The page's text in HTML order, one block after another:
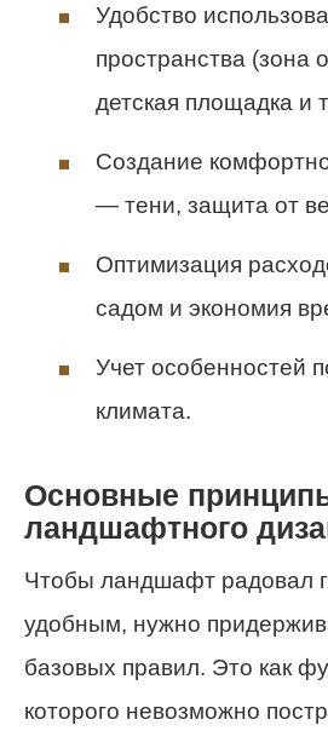
Удобство
пространства (зона
детская площадка и
Создание
— тени, защита от
Оптимизация
садом и экономия
Учет особенностей
климата.
Основные
ландшафтного
Чтобы ландшафт радовал
удобным, нужно
базовых правил. Это как
которого невозможно